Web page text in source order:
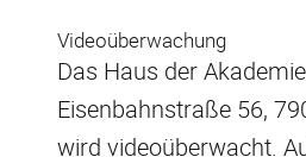
Videoüberwachung
Das Haus der
Eisenbahnstraße 56,
wird videoüberwacht.